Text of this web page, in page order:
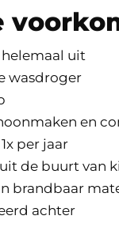
uit
wasdroger
en
per jaar
de buurt van
brandbaar
achter